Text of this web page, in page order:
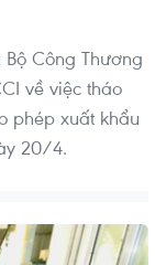
Công Thương
về việc tháo
phép xuất khẩu
20/4.